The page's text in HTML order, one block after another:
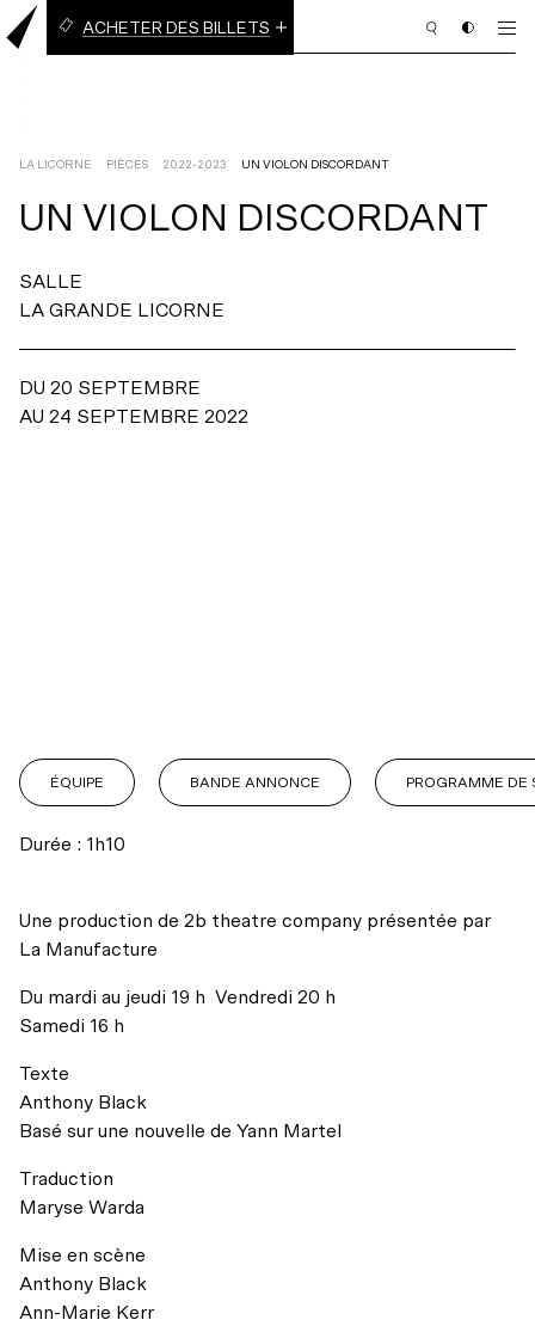
ACHETER DES BILLETS
BILLETTERIE
ABONNEMENT
NOUS APPUYER
L’équipe
Partenaires et donateurs
La codiffusion
Résidences d’écriture
Hors les murs
Les ambassadeurs
Billets du coeur Desjardins
Balado – C’est juste du théâtre
Infos pratiques
Transport collectif
Stationnement
Accessibilité universelle
Restos à proximité
Le bar
FACEBOOK
FACEBOOK INSTAGRAM
INSTAGRAM YOUTUBE
YOUTUBE INFOLETTRE
INFOLETTRE
LA LICORNE PIÈCES 2022-2023 UN VIOLON DISCORDANT
UN VIOLON DISCORDANT
SALLE
LA GRANDE LICORNE
DU 20 SEPTEMBRE
AU 24 SEPTEMBRE 2022
ÉQUIPE BANDE ANNONCE PROGRAMME DE
Durée : 1h10
Une production de 2b theatre company présentée par
La Manufacture
Du mardi au jeudi 19 h Vendredi 20 h
Samedi 16 h
Texte
Anthony Black
Basé sur une nouvelle de Yann Martel
Traduction
Maryse Warda
Mise en scène
Anthony Black
Ann-Marie Kerr